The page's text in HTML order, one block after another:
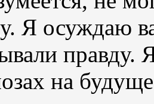
Я осуждаю
правду.
на